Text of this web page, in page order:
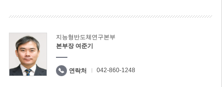
지능형반도체연구본부
본부장 여준기
연락처 042-860-1248